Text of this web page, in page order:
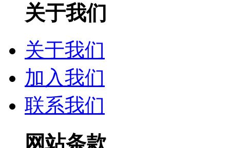
关于我们
关于我们
加入我们
联系我们
网站条款